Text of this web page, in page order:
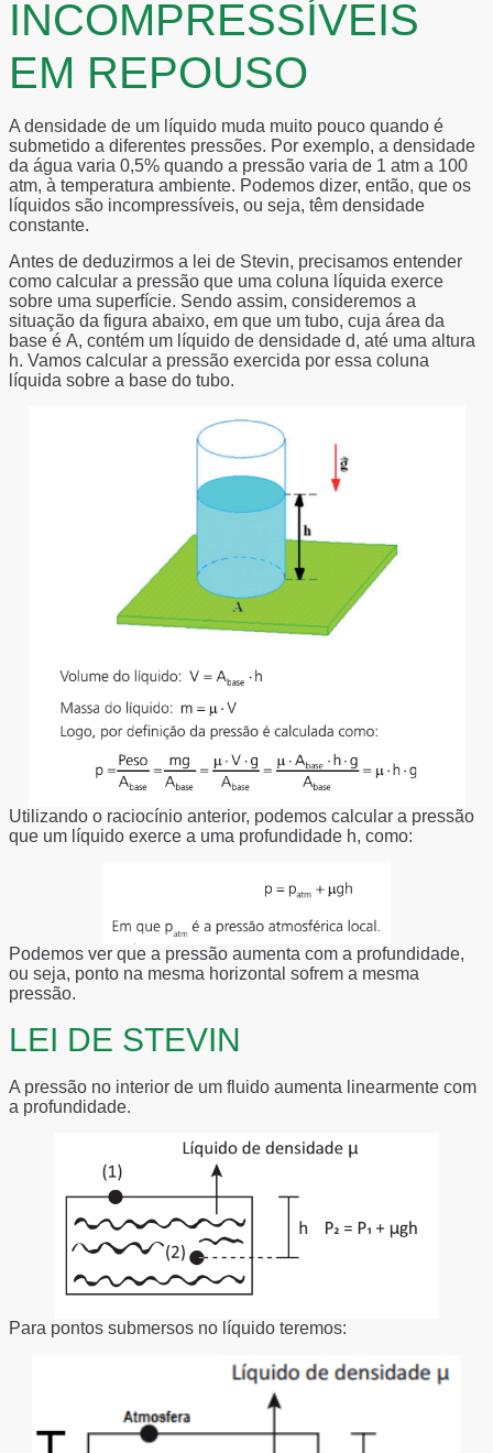
INCOMPRESSÍVEIS
EM REPOUSO
A densidade de um líquido muda muito pouco quando é
submetido a diferentes pressões. Por exemplo, a densidade
da água varia 0,5% quando a pressão varia de 1 atm a 100
atm, à temperatura ambiente. Podemos dizer, então, que os
líquidos são incompressíveis, ou seja, têm densidade
constante.
Antes de deduzirmos a lei de Stevin, precisamos entender
como calcular a pressão que uma coluna líquida exerce
sobre uma superfície. Sendo assim, consideremos a
situação da figura abaixo, em que um tubo, cuja área da
base é A, contém um líquido de densidade d, até uma altura
h. Vamos calcular a pressão exercida por essa coluna
líquida sobre a base do tubo.
Utilizando o raciocínio anterior, podemos calcular a pressão
que um líquido exerce a uma profundidade h, como:
Podemos ver que a pressão aumenta com a profundidade,
ou seja, ponto na mesma horizontal sofrem a mesma
pressão.
LEI DE STEVIN
A pressão no interior de um fluido aumenta linearmente com
a profundidade.
Para pontos submersos no líquido teremos: